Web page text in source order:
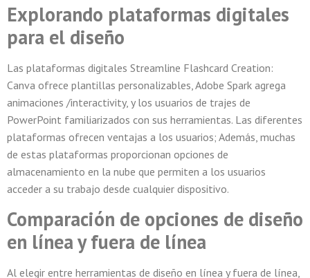
Explorando plataformas digitales
para el diseño
Las plataformas digitales Streamline Flashcard Creation:
Canva ofrece plantillas personalizables, Adobe Spark agrega
animaciones /interactivity, y los usuarios de trajes de
PowerPoint familiarizados con sus herramientas. Las diferentes
plataformas ofrecen ventajas a los usuarios; Además, muchas
de estas plataformas proporcionan opciones de
almacenamiento en la nube que permiten a los usuarios
acceder a su trabajo desde cualquier dispositivo.
Comparación de opciones de diseño
en línea y fuera de línea
Al elegir entre herramientas de diseño en línea y fuera de línea,